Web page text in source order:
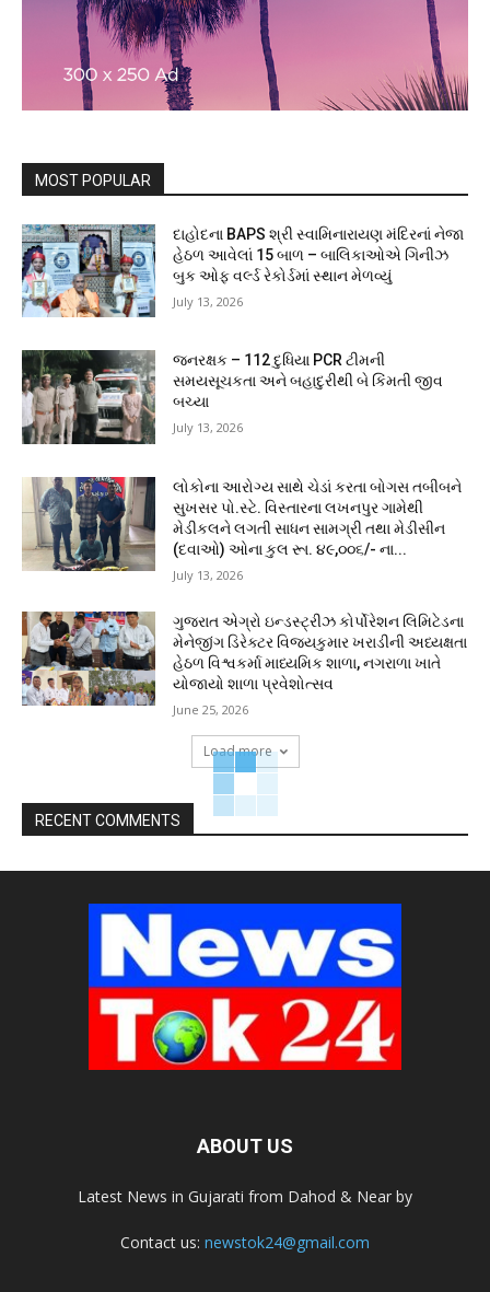
MOST POPULAR
દાહોદના BAPS શ્રી સ્વામિનારાયણ મંદિરનાં નેજા
હેઠળ આવેલાં 15 બાળ – બાલિકાઓએ ગિનીઝ
બુક ઓફ વર્લ્ડ રેકોર્ડમાં સ્થાન મેળવ્યું
July 13, 2026
જનરક્ષક – 112 દુધિયા PCR ટીમની
સમયસૂચકતા અને બહાદુરીથી બે કિંમતી જીવ
બચ્યા
July 13, 2026
લોકોના આરોગ્ય સાથે ચેડાં કરતા બોગસ તબીબને
સુખસર પો.સ્ટે. વિસ્તારના લખનપુર ગામેથી
મેડીકલને લગતી સાધન સામગ્રી તથા મેડીસીન
(દવાઓ) ઓના કુલ રૂા. ૪૯,૦૦૬/- ના...
July 13, 2026
ગુજરાત એગ્રો ઇન્ડસ્ટ્રીઝ કોર્પોરેશન લિમિટેડના
મેનેજીંગ ડિરેક્ટર વિજયકુમાર ખરાડીની અધ્યક્ષતા
હેઠળ વિશ્વકર્મા માધ્યમિક શાળા, નગરાળા ખાતે
યોજાયો શાળા પ્રવેશોત્સવ
June 25, 2026
Load more
RECENT COMMENTS
ABOUT US
Latest News in Gujarati from Dahod & Near by
Contact us: newstok24@gmail.com